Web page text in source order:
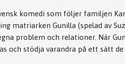
komedi som följer familjen
matriarken Gunilla (spelad av
problem och relationer. När
och stödja varandra på ett sätt